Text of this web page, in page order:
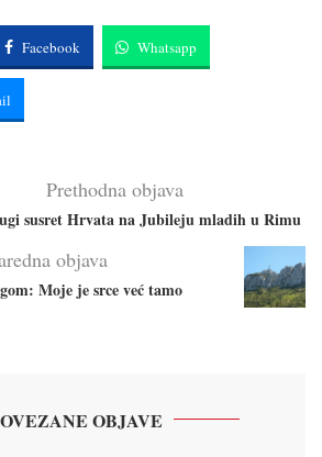
Facebook Whatsapp
Prethodna objava
susret Hrvata na Jubileju mladih u Rimu
objava
Moje je srce već tamo
OBJAVE